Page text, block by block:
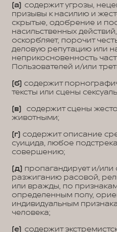
(а) содержит угрозы,
призывы к насилию и
скрытые, одобрение и
насильственных
оскорбляет, порочит
деловую репутацию или
неприкосновенность
Пользователей и/или
(б) содержит
тексты или сцены
(в) содержит сцены
животными;
(г) содержит описание
суицида, любое
совершению;
(д) пропагандирует и/или
разжиганию расовой,
или вражды, по
определенным полу,
индивидуальным
человека;
(е) содержит